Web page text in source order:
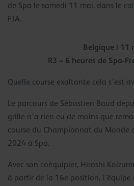
de Spa le samedi 11 mai, dans le
FIA.
Belgique | 11
R3 – 6 heures de Spa-
Quelle course exaltante cela s’est
Le parcours de Sébastien Baud
grille n’a rien eu de moins que
course du Championnat du Monde
2024 à Spa.
Avec son coéquipier, Hiroshi
à partir de la 16e position, l’équipe